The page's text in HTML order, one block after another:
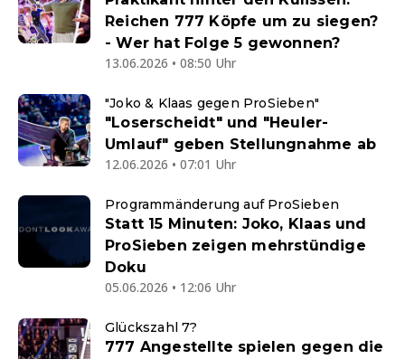
Reichen 777 Köpfe um zu siegen?
- Wer hat Folge 5 gewonnen?
13.06.2026 • 08:50 Uhr
"Joko & Klaas gegen ProSieben"
"Loserscheidt" und "Heuler-
Umlauf" geben Stellungnahme ab
12.06.2026 • 07:01 Uhr
Programmänderung auf ProSieben
Statt 15 Minuten: Joko, Klaas und
ProSieben zeigen mehrstündige
Doku
05.06.2026 • 12:06 Uhr
Glückszahl 7?
777 Angestellte spielen gegen die